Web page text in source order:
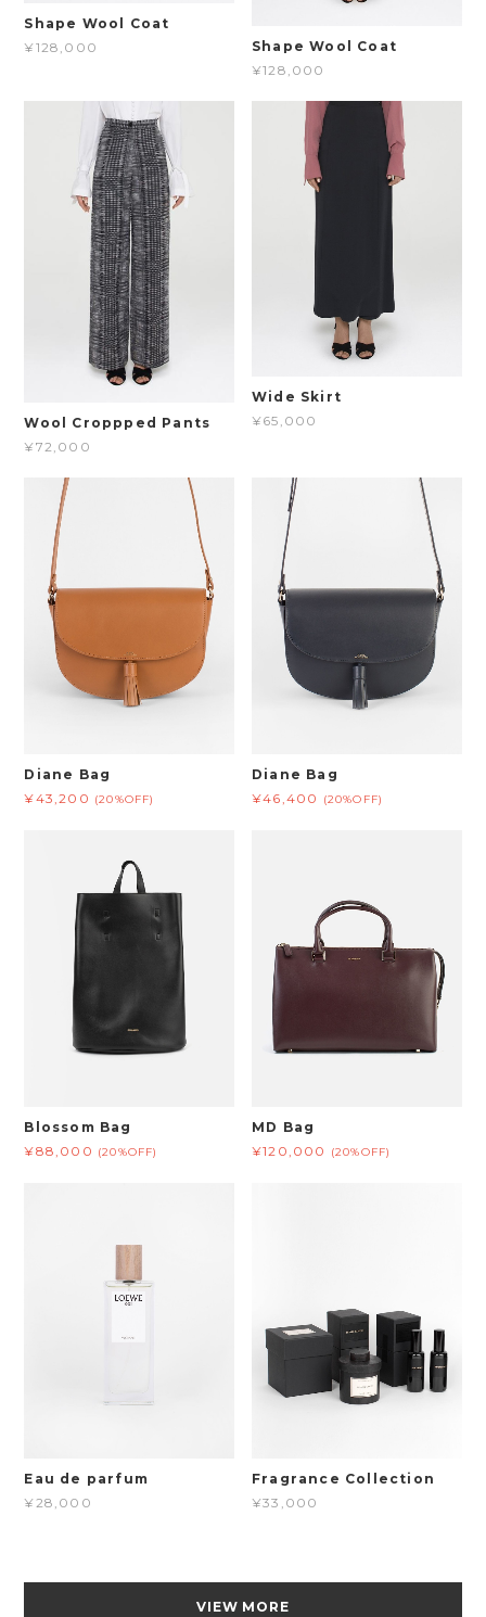
Shape Wool Coat
¥128,000
Shape Wool Coat
¥128,000
Wool Croppped Pants
¥72,000
Wide Skirt
¥65,000
Diane Bag
¥43,200 (20%OFF)
Diane Bag
¥46,400
(20%OFF)
Blossom Bag
¥88,000 (20%OFF)
MD Bag
¥120,000
(20%OFF)
Eau de parfum
¥28,000
Fragrance Collection
¥33,000
VIEW MORE